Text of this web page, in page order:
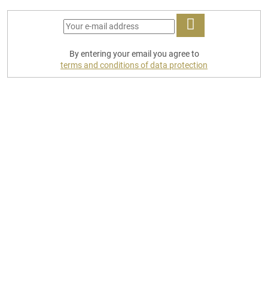
LOG
IN
By entering your email you agree to
terms and conditions of data protection